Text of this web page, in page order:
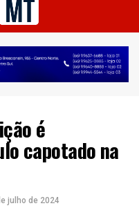
é
capotado na
julho de 2024